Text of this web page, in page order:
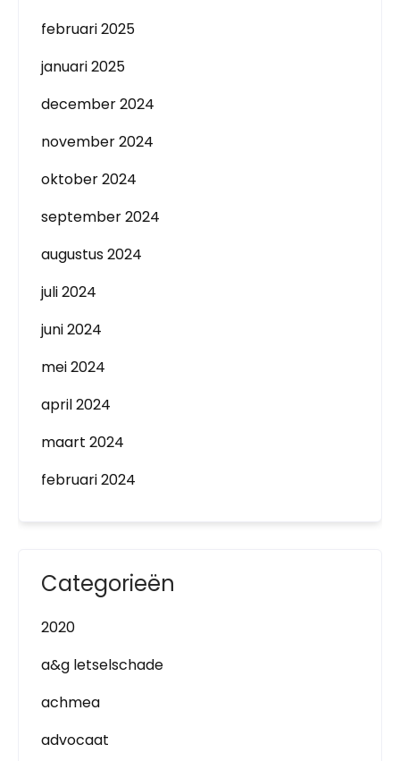
februari 2025
januari 2025
december 2024
november 2024
oktober 2024
september 2024
augustus 2024
juli 2024
juni 2024
mei 2024
april 2024
maart 2024
februari 2024
Categorieën
2020
a&g letselschade
achmea
advocaat